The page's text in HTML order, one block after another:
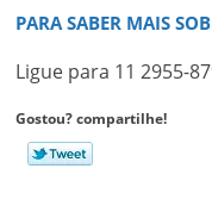
PARA SABER MAIS
Ligue para 11 2955-
Gostou? compartilhe!